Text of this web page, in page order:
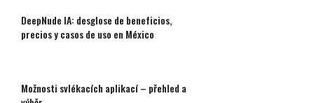
DeepNude IA: desglose de beneficios,
precios y casos de uso en México
Možnosti svlékacích aplikací – přehled a